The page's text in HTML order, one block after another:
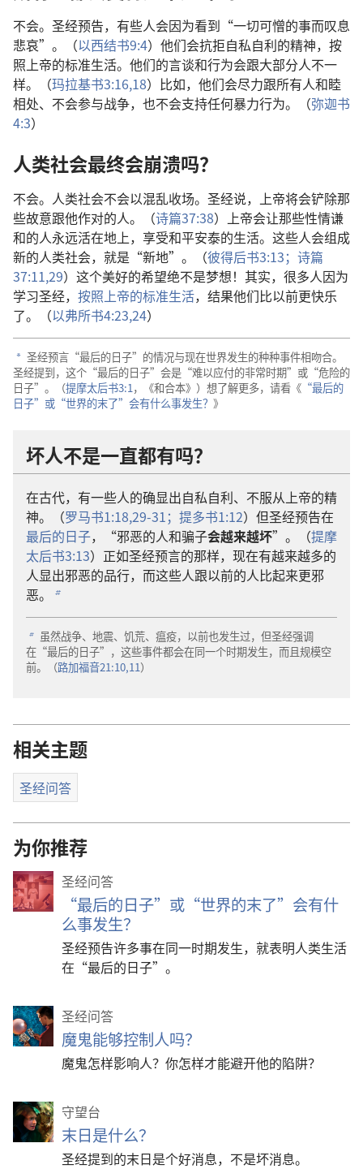
不会。圣经预告，有些人会因为看到“一切可憎的事而叹息
悲哀”。（以西结书9:4）他们会抗拒自私自利的精神，按
照上帝的标准生活。他们的言谈和行为会跟大部分人不一
样。（玛拉基书3:16,18）比如，他们会尽力跟所有人和睦
相处、不会参与战争，也不会支持任何暴力行为。（弥迦书
4:3）
人类社会最终会崩溃吗？
不会。人类社会不会以混乱收场。圣经说，上帝将会铲除那
些故意跟他作对的人。（诗篇37:38）上帝会让那些性情谦
和的人永远活在地上，享受和平安泰的生活。这些人会组成
新的人类社会，就是“新地”。（彼得后书3:13； 诗篇
37:11,29）这个美好的希望绝不是梦想！其实，很多人因为
学习圣经， 按照上帝的标准生活，结果他们比以前更快乐
了。（以弗所书4:23,24）
a 圣经预言“最后的日子”的情况与现在世界发生的种种事件相吻合。
圣经提到，这个“最后的日子”会是“难以应付的非常时期”或“危险的
日子”。（提摩太后书3:1 ，《和合本》）想了解更多，请看《 “最后的
日子”或“世界的末了”会有什么事发生？ 》
坏人不是一直都有吗？
在古代，有一些人的确显出自私自利、不服从上帝的精
神。（罗马书1:18,29-31； 提多书1:12）但圣经预告在
最后的日子，“邪恶的人和骗子会越来越坏”。（提摩
太后书3:13）正如圣经预言的那样，现在有越来越多的
人显出邪恶的品行，而这些人跟以前的人比起来更邪
恶。
b
b 虽然战争、地震、饥荒、瘟疫，以前也发生过，但圣经强调
在“最后的日子”，这些事件都会在同一个时期发生，而且规模空
前。（路加福音21:10,11）
相关主题
圣经问答
为你推荐
圣经问答
“最后的日子”或“世界的末了”会有什
么事发生？
圣经预告许多事在同一时期发生，就表明人类生活
在“最后的日子”。
圣经问答
魔鬼能够控制人吗？
魔鬼怎样影响人？你怎样才能避开他的陷阱？
守望台
末日是什么？
圣经提到的末日是个好消息，不是坏消息。